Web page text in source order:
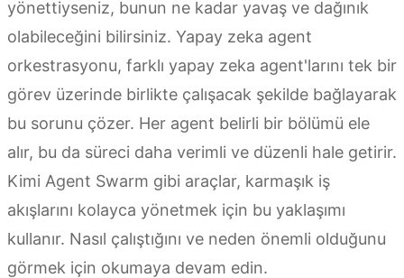
yönettiyseniz, bunun ne kadar yavaş ve dağınık
olabileceğini bilirsiniz. Yapay zeka agent
orkestrasyonu, farklı yapay zeka agent'larını tek bir
görev üzerinde birlikte çalışacak şekilde bağlayarak
bu sorunu çözer. Her agent belirli bir bölümü ele
alır, bu da süreci daha verimli ve düzenli hale getirir.
Kimi Agent Swarm gibi araçlar, karmaşık iş
akışlarını kolayca yönetmek için bu yaklaşımı
kullanır. Nasıl çalıştığını ve neden önemli olduğunu
görmek için okumaya devam edin.